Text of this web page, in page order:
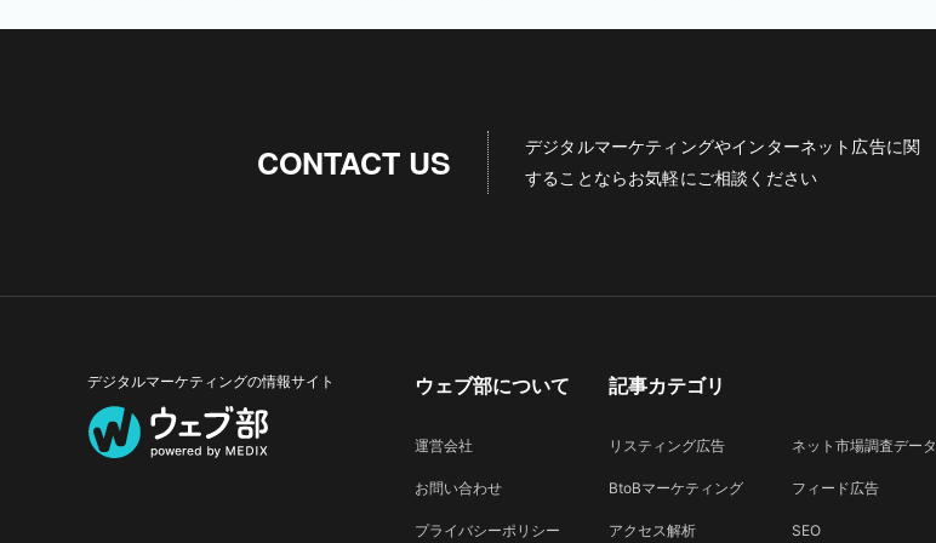
CONTACT US デジタルマーケティングやインターネット広告に関
することならお気軽にご相談ください
デジタルマーケティングの情報サイト ウェブ部について
運営会社
お問い合わせ
プライバシーポリシー
記事カテゴリ
リスティング広告
BtoBマーケティング
アクセス解析
ネット市場調査データ
フィード広告
SEO